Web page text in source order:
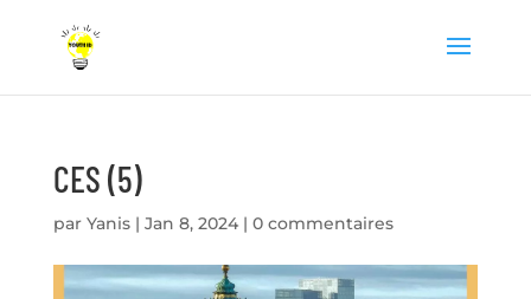
CES (5)
par Yanis| Jan 8, 2024| 0 commentaires